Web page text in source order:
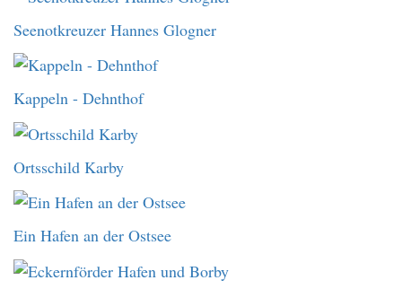
Seenotkreuzer Hannes Glogner
Kappeln - Dehnthof
Ortsschild Karby
Ein Hafen an der Ostsee